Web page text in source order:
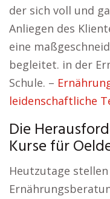
der sich voll und
Anliegen des
eine
begleitet. in der
Schule. –
leidenschaftliche
Die
Kurse für
Heutzutage